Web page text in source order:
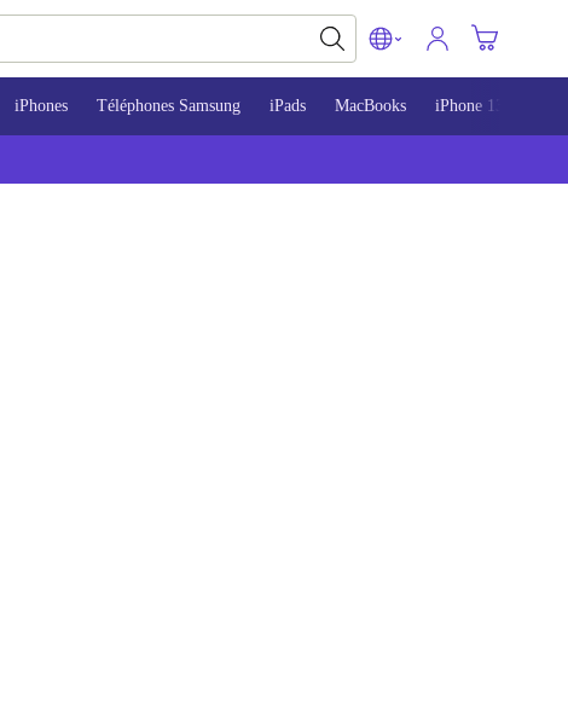
iPhones Téléphones Samsung iPads MacBooks iPhone 13